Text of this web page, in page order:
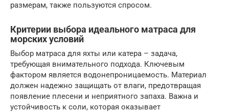
размерам, также пользуются спросом.
Критерии выбора идеального матраса для
морских условий
Выбор матраса для яхты или катера – задача,
требующая внимательного подхода. Ключевым
фактором является водонепроницаемость. Материал
должен надежно защищать от влаги, предотвращая
появление плесени и неприятного запаха. Важна и
устойчивость к соли, которая оказывает